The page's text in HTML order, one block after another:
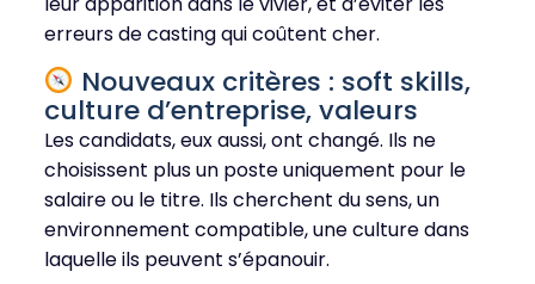
erreurs de casting qui coûtent cher.
Nouveaux critères : soft skills,
culture d’entreprise, valeurs
Les candidats, eux aussi, ont changé. Ils ne
choisissent plus un poste uniquement pour le
salaire ou le titre. Ils cherchent du sens, un
environnement compatible, une culture dans
laquelle ils peuvent s’épanouir.